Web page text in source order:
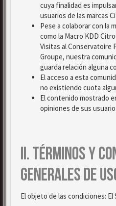
cuya finalidad es
usuarios de las marcas
Pese a colaborar con la
como la Macro KDD
Visitas al Conservatoire
Groupe, nuestra
guarda relación alguna
El acceso a esta
no existiendo cuota
El contenido mostrado
opiniones de sus
II. TÉRMINOS Y
GENERALES DE
El objeto de las condiciones: El